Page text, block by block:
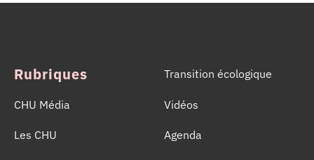
Rubriques
CHU Média
Les CHU
Transition écologique
Vidéos
Agenda